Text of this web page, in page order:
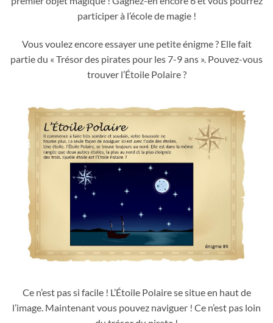
participer à l’école de magie !
Vous voulez encore essayer une petite énigme ? Elle fait
partie du « Trésor des pirates pour les 7-9 ans ». Pouvez-vous
trouver l’Étoile Polaire ?
Ce n’est pas si facile ! L’Étoile Polaire se situe en haut de
l’image. Maintenant vous pouvez naviguer ! Ce n’est pas loin